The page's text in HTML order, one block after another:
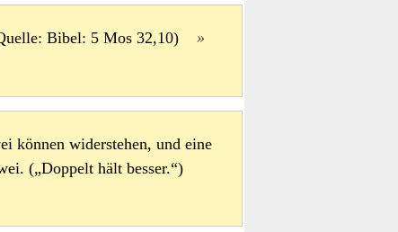
Bibel: 5 Mos 32,10)
können widerstehen, und eine
(„Doppelt hält besser.“)